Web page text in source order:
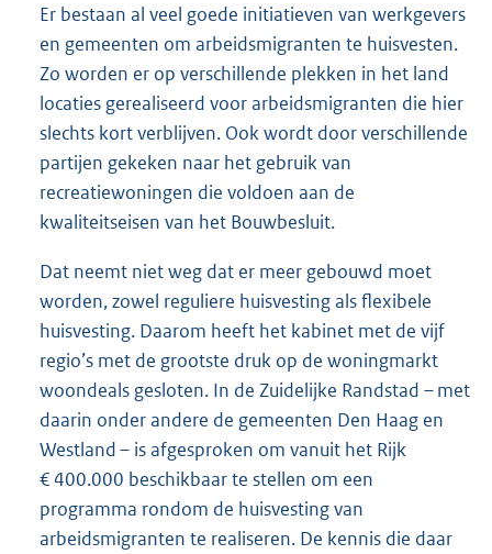
Er bestaan al veel goede initiatieven van werkgevers
en gemeenten om arbeidsmigranten te huisvesten.
Zo worden er op verschillende plekken in het land
locaties gerealiseerd voor arbeidsmigranten die hier
slechts kort verblijven. Ook wordt door verschillende
partijen gekeken naar het gebruik van
recreatiewoningen die voldoen aan de
kwaliteitseisen van het Bouwbesluit.
Dat neemt niet weg dat er meer gebouwd moet
worden, zowel reguliere huisvesting als flexibele
huisvesting. Daarom heeft het kabinet met de vijf
regio’s met de grootste druk op de woningmarkt
woondeals gesloten. In de Zuidelijke Randstad – met
daarin onder andere de gemeenten Den Haag en
Westland – is afgesproken om vanuit het Rijk
€ 400.000 beschikbaar te stellen om een
programma rondom de huisvesting van
arbeidsmigranten te realiseren. De kennis die daar